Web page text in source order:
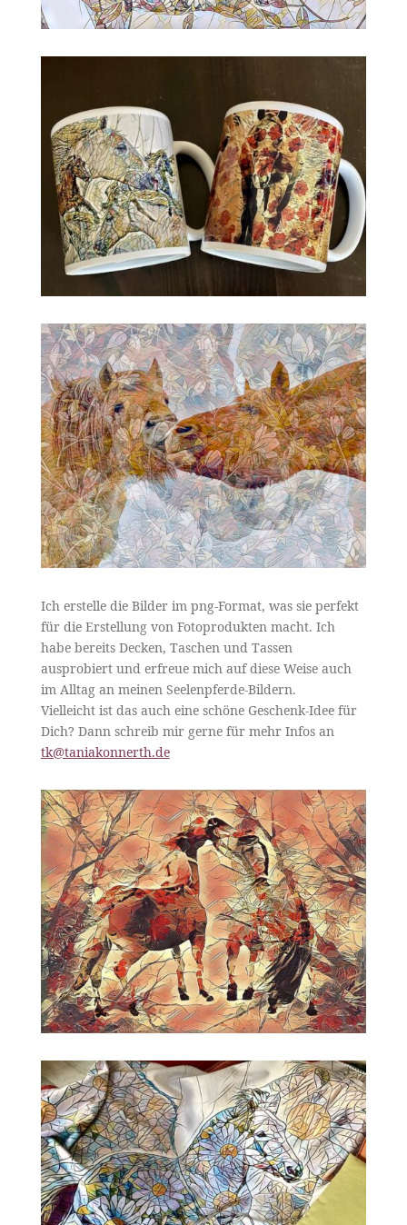
Ich erstelle die Bilder im png-Format, was sie perfekt
für die Erstellung von Fotoprodukten macht. Ich
habe bereits Decken, Taschen und Tassen
ausprobiert und erfreue mich auf diese Weise auch
im Alltag an meinen Seelenpferde-Bildern.
Vielleicht ist das auch eine schöne Geschenk-Idee für
Dich? Dann schreib mir gerne für mehr Infos an
tk@taniakonnerth.de